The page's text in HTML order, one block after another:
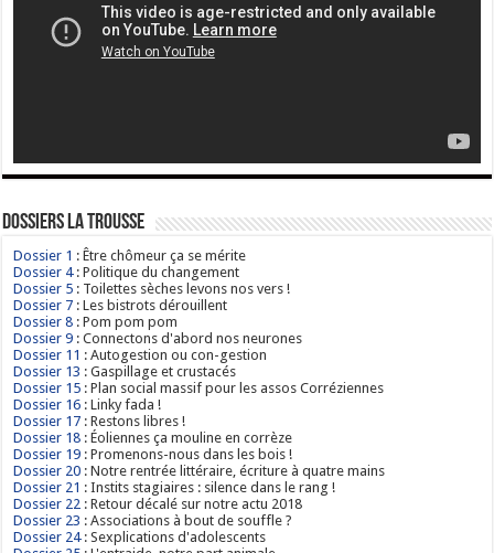
Dossiers La Trousse
Dossier 1 : Être chômeur ça se mérite
Dossier 4: Politique du changement
Dossier 5 : Toilettes sèches levons nos vers !
Dossier 7 : Les bistrots dérouillent
Dossier 8 : Pom pom pom
Dossier 9 : Connectons d'abord nos neurones
Dossier 11 : Autogestion ou con-gestion
Dossier 13 : Gaspillage et crustacés
Dossier 15 : Plan social massif pour les assos Corréziennes
Dossier 16 : Linky fada !
Dossier 17 : Restons libres !
Dossier 18 : Éoliennes ça mouline en corrèze
Dossier 19 : Promenons-nous dans les bois !
Dossier 20 : Notre rentrée littéraire, écriture à quatre mains
Dossier 21 : Instits stagiaires : silence dans le rang !
Dossier 22 : Retour décalé sur notre actu 2018
Dossier 23 : Associations à bout de souffle ?
Dossier 24: Sexplications d'adolescents